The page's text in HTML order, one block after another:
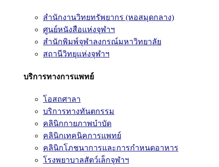
สำนักงานวิทยทรัพยากร (หอสมุดกลาง)
ศูนย์หนังสือแห่งจุฬาฯ
สำนักพิมพ์จุฬาลงกรณ์มหาวิทยาลัย
สถานีวิทยุแห่งจุฬาฯ
บริการทางการแพทย์
โอสถศาลา
บริการทางทันตกรรม
คลินิกกายภาพบำบัด
คลินิกเทคนิคการแพทย์
คลินิกโภชนาการและการกำหนดอาหาร
โรงพยาบาลสัตว์เล็กจุฬาฯ